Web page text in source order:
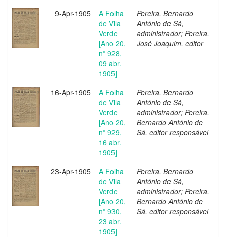
9-Apr-1905
A Folha
de Vila
Verde
[Ano 20,
nº 928,
09 abr.
1905]
Pereira, Bernardo
António de Sá,
administrador; Pereira,
José Joaquim, editor
16-Apr-1905
A Folha
de Vila
Verde
[Ano 20,
nº 929,
16 abr.
1905]
Pereira, Bernardo
António de Sá,
administrador; Pereira,
Bernardo António de
Sá, editor responsável
23-Apr-1905
A Folha
de Vila
Verde
[Ano 20,
nº 930,
23 abr.
1905]
Pereira, Bernardo
António de Sá,
administrador; Pereira,
Bernardo António de
Sá, editor responsável